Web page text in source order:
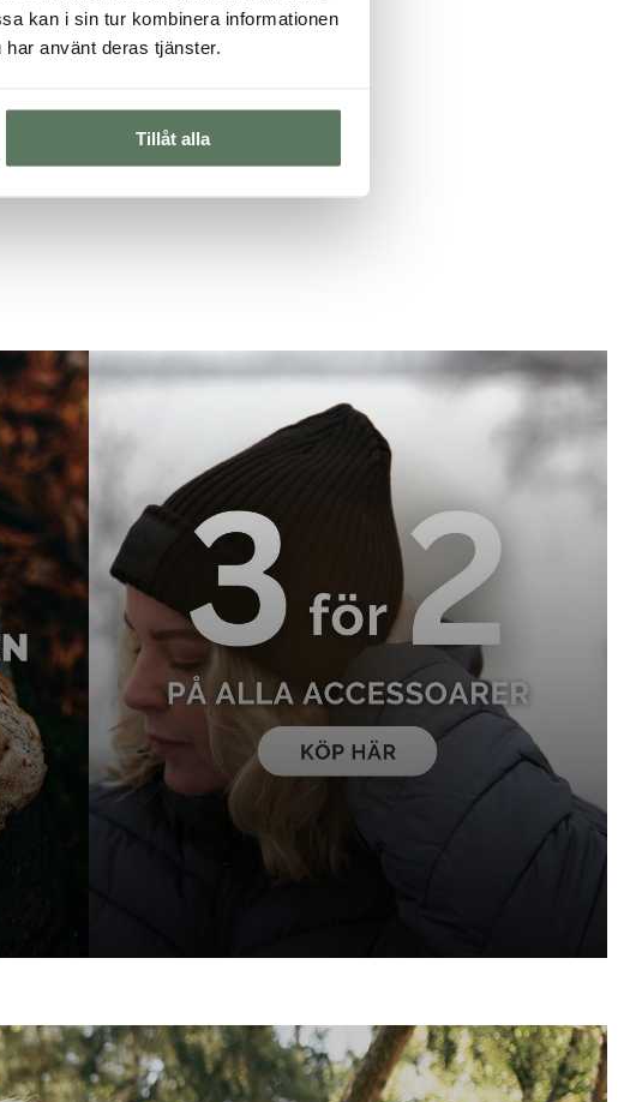
kan i sin tur kombinera informationen
använt deras tjänster.
Tillåt alla